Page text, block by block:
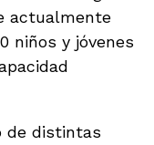
actualmente
niños y jóvenes
de distintas